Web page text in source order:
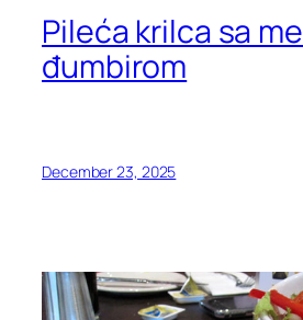
Pileća krilca sa
đumbirom
December 23, 2025